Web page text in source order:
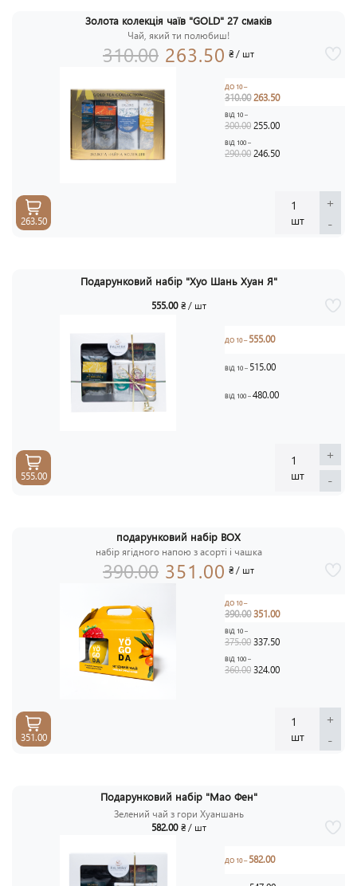
Золота колекція чаїв "GOLD" 27 смаків
Чай, який ти полюбиш!
310.00 263.50 ₴ / шт
ДО 10 –
310.00263.50
ВІД 10 –
300.00 255.00
ВІД 100 –
290.00 246.50
1
шт
+
-
263.50
Подарунковий набір "Хуо Шань Хуан Я"
555.00 ₴ / шт
ДО 10 –555.00
ВІД 10 – 515.00
ВІД 100 –480.00
1
шт
+
-
555.00
подарунковий набір BOX
набір ягідного напою з асорті і чашка
390.00 351.00 ₴ / шт
ДО 10 –
390.00351.00
ВІД 10 –
375.00 337.50
ВІД 100 –
360.00 324.00
1
шт
+
-
351.00
Подарунковий набір "Мао Фен"
Зелений чай з гори Хуаншань
582.00 ₴ / шт
ДО 10 –582.00